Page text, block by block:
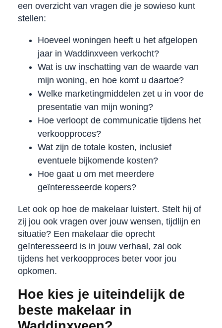
een overzicht van vragen die je sowieso kunt
stellen:
Hoeveel woningen heeft u het afgelopen
jaar in Waddinxveen verkocht?
Wat is uw inschatting van de waarde van
mijn woning, en hoe komt u daartoe?
Welke marketingmiddelen zet u in voor de
presentatie van mijn woning?
Hoe verloopt de communicatie tijdens het
verkoopproces?
Wat zijn de totale kosten, inclusief
eventuele bijkomende kosten?
Hoe gaat u om met meerdere
geïnteresseerde kopers?
Let ook op hoe de makelaar luistert. Stelt hij of
zij jou ook vragen over jouw wensen, tijdlijn en
situatie? Een makelaar die oprecht
geïnteresseerd is in jouw verhaal, zal ook
tijdens het verkoopproces beter voor jou
opkomen.
Hoe kies je uiteindelijk de
beste makelaar in